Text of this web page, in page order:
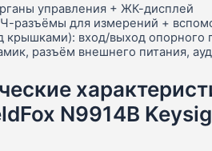
управления + ЖК-дисплей
разъёмы для измерений +
крышками): вход/выход опорного
разъём внешнего питания,
N9914B